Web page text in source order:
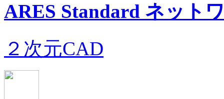
ARES Standard ネット
２次元CAD